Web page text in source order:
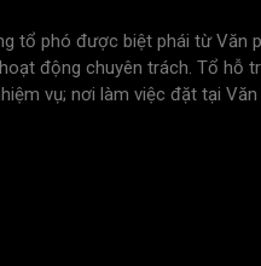
tổ phó được biệt phái từ Văn
động chuyên trách. Tổ hỗ
vụ; nơi làm việc đặt tại